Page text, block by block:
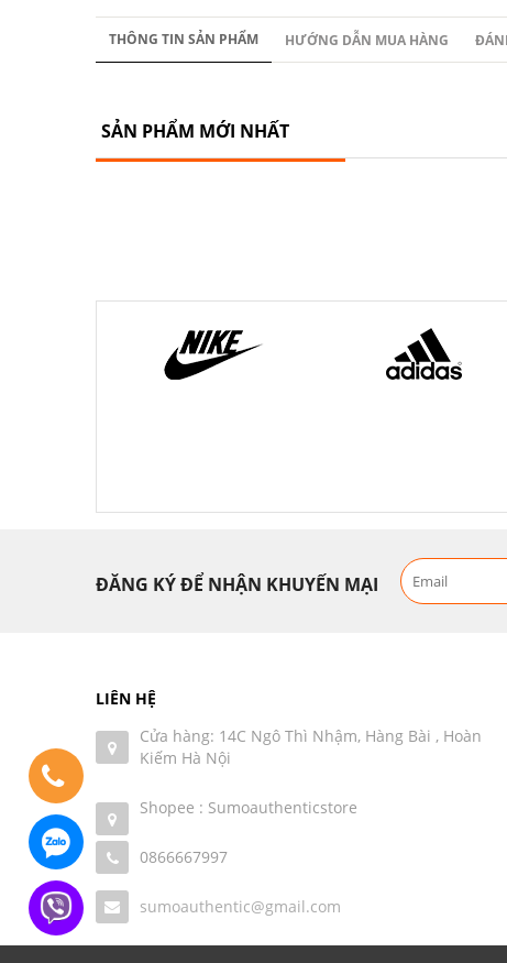
THÔNG TIN SẢN PHẨM HƯỚNG DẪN MUA HÀNG
SẢN PHẨM MỚI NHẤT
ĐĂNG KÝ ĐỂ NHẬN KHUYẾN MẠI
LIÊN HỆ
Cửa hàng: 14C Ngô Thì Nhậm, Hàng Bài , Hoàn
Kiếm Hà Nội
Shopee : Sumoauthenticstore
0866667997
sumoauthentic@gmail.com